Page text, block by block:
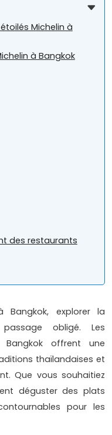
Michelin à
à Bangkok
des restaurants
explorer la
obligé. Les
Bangkok offrent une
thaïlandaises et
Que vous souhaitiez
déguster des plats
pour les